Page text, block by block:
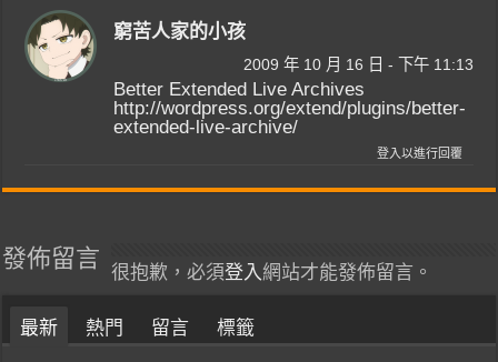
窮苦人家的小孩
2009 年 10 月 16 日 - 下午 11:13
Better Extended Live Archives
http://wordpress.org/extend/plugins/better-
extended-live-archive/
登入以進行回覆
發佈留言
很抱歉，必須登入網站才能發佈留言。
最新 熱門 留言 標籤